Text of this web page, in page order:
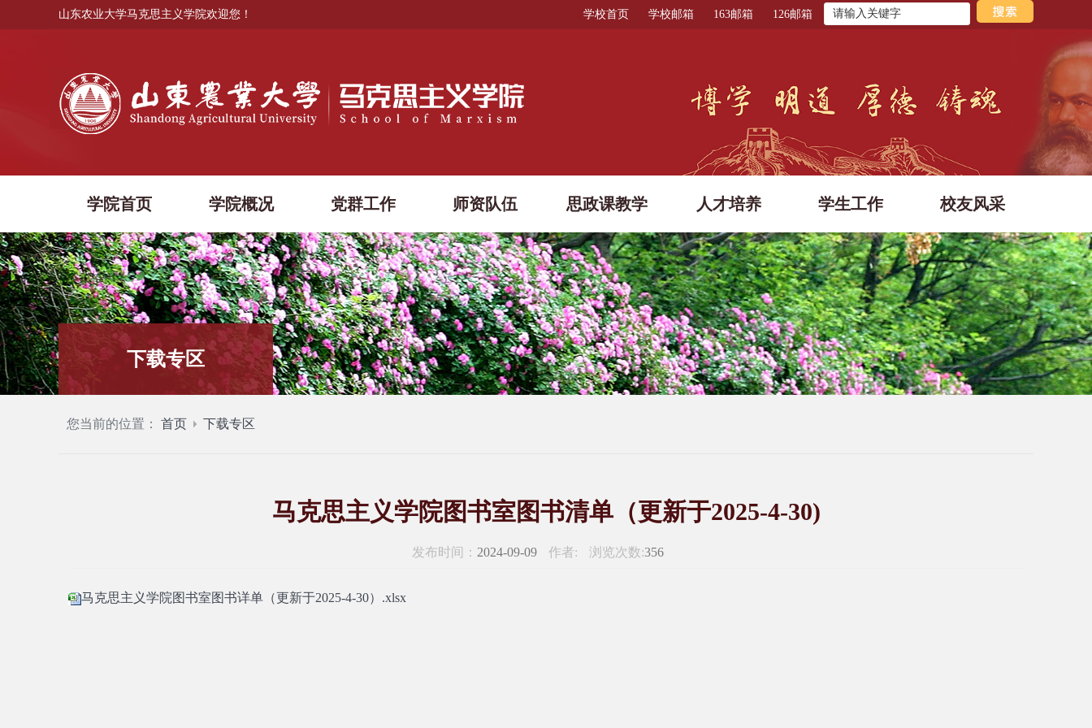
山东农业大学马克思主义学院欢迎您！ 学校首页 学校邮箱 163邮箱 126邮箱
学院首页 学院概况 党群工作 师资队伍 思政课教学 人才培养 学生工作 校友风采
下载专区
您当前的位置： 首页 下载专区
马克思主义学院图书室图书清单（更新于2025-4-30)
发布时间： 2024-09-09 作者: 浏览次数:356
马克思主义学院图书室图书详单（更新于2025-4-30）.xlsx